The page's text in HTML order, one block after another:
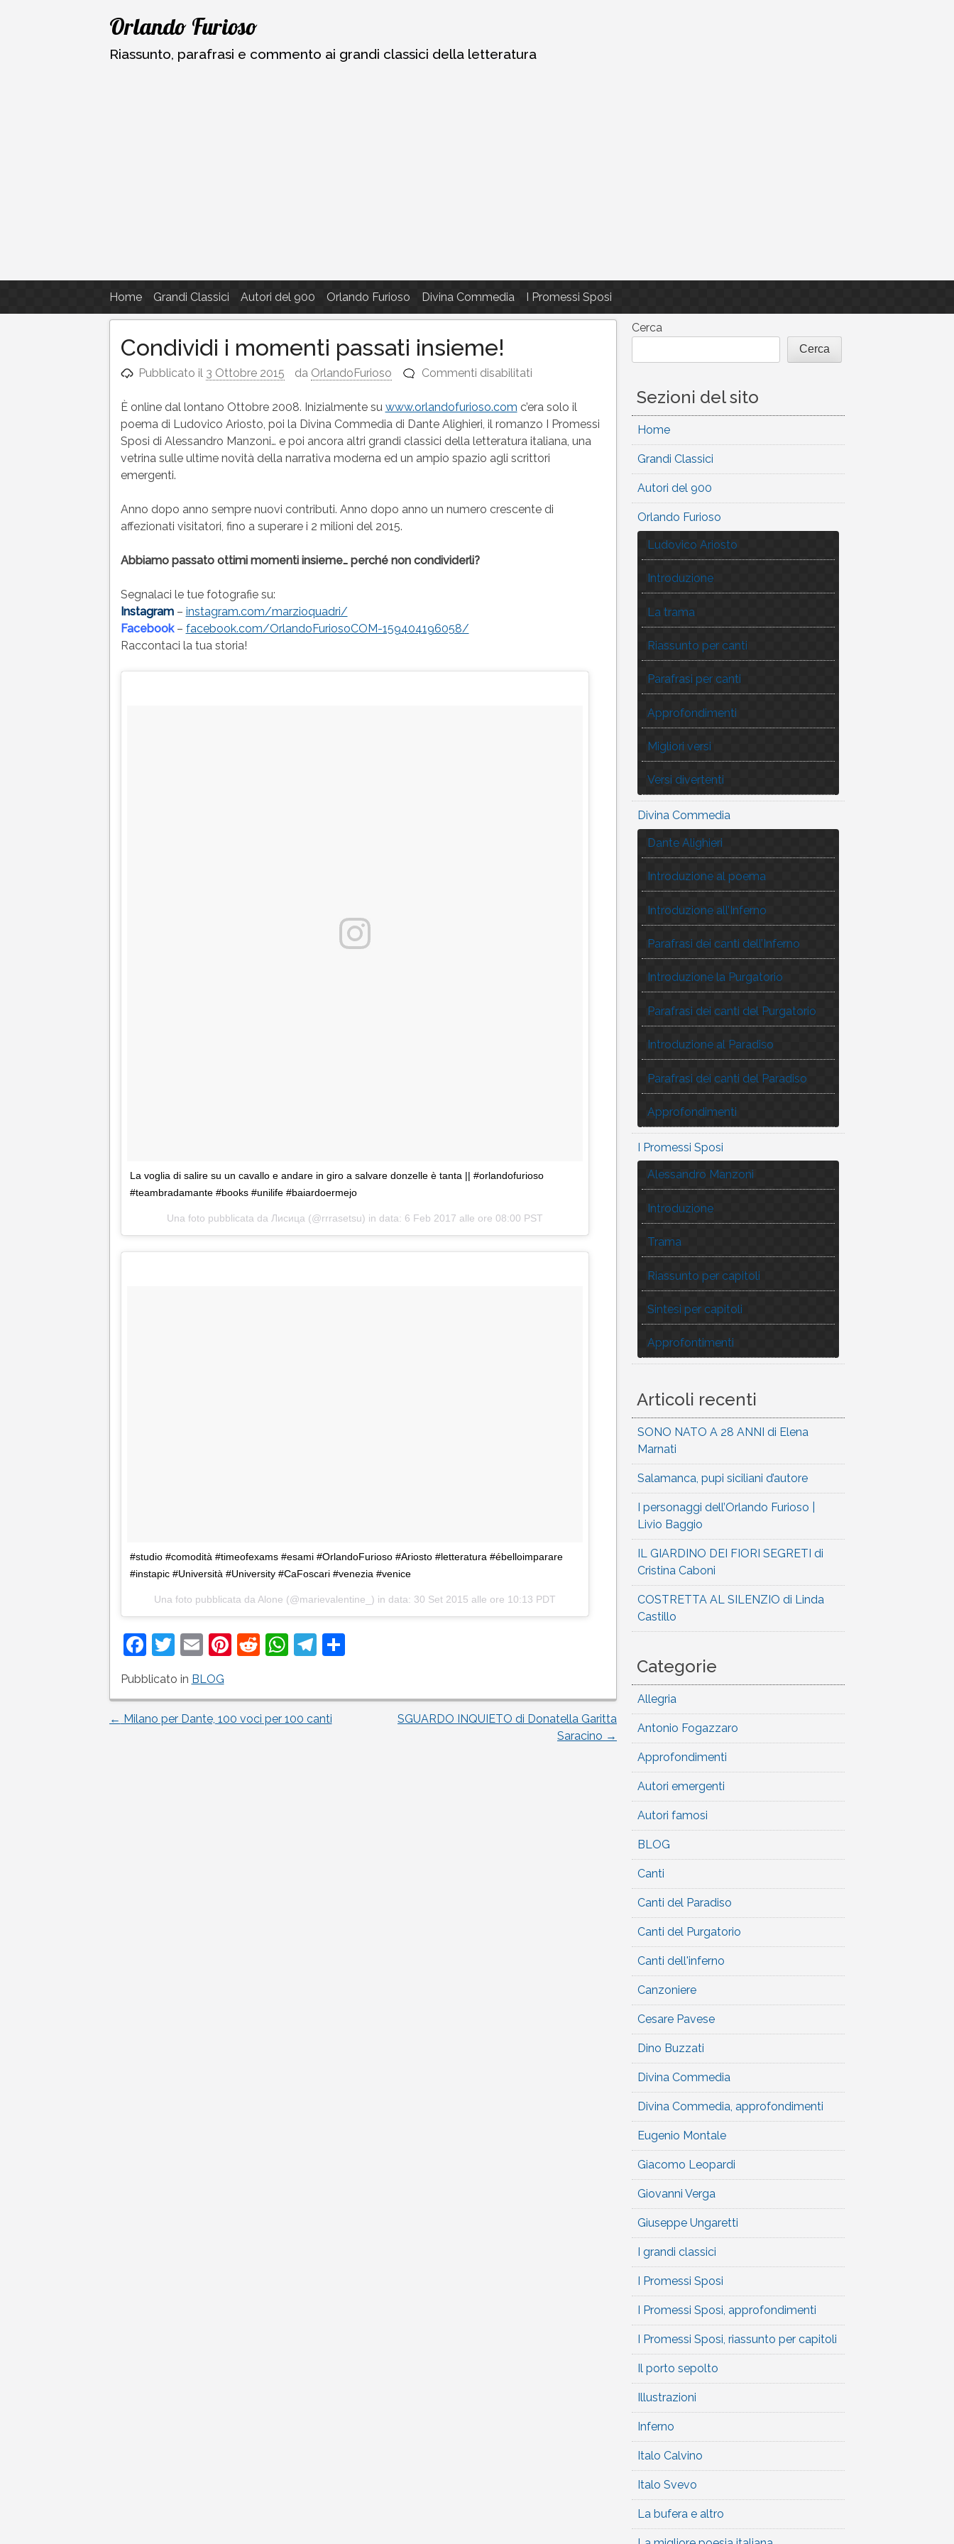
Vai
al
contenuto
Orlando Furioso
Riassunto, parafrasi e commento ai grandi classici della letteratura
Home Grandi Classici Autori del 900 Orlando Furioso Divina Commedia I Promessi Sposi
Condividi i momenti passati insieme!
Pubblicato il 3 Ottobre 2015 da OrlandoFurioso Commenti disabilitatisu
i
momenti
passati
insieme!
È online dal lontano Ottobre 2008. Inizialmente su www.orlandofurioso.com c’era solo il
poema di Ludovico Ariosto, poi la Divina Commedia di Dante Alighieri, il romanzo I Promessi
Sposi di Alessandro Manzoni… e poi ancora altri grandi classici della letteratura italiana, una
vetrina sulle ultime novità della narrativa moderna ed un ampio spazio agli scrittori
emergenti.
Anno dopo anno sempre nuovi contributi. Anno dopo anno un numero crescente di
affezionati visitatori, fino a superare i 2 milioni del 2015.
Abbiamo passato ottimi momenti insieme… perché non condividerli?
Segnalaci le tue fotografie su:
Instagram– instagram.com/marzioquadri/
Facebook– facebook.com/OrlandoFuriosoCOM-159404196058/
Raccontaci la tua storia!
La voglia di salire su un cavallo e andare in giro a salvare donzelle è tanta || #orlandofurioso
#teambradamante #books #unilife #baiardoermejo
Una foto pubblicata da Лисица (@rrrasetsu) in data: 6 Feb 2017 alle ore 08:00 PST
#studio #comodità #timeofexams #esami #OrlandoFurioso #Ariosto #letteratura #ébelloimparare
#instapic #Università #University #CaFoscari #venezia #venice
Una foto pubblicata da Alone (@marievalentine_) in data: 30 Set 2015 alle ore 10:13 PDT
Facebook
Twitter
EmailPinterest
Reddit
WhatsApp
Telegram
Condividi
Pubblicato in BLOG
Navigazione
← Milano per Dante, 100 voci per 100 canti
SGUARDO INQUIETO di Donatella Garitta
Saracino →
Cerca
Cerca
Sezioni del sito
Home
Grandi Classici
Autori del 900
Orlando Furioso
Ludovico Ariosto
Introduzione
La trama
Riassunto per canti
Parafrasi per canti
Approfondimenti
Migliori versi
Versi divertenti
Divina Commedia
Dante Alighieri
Introduzione al poema
Introduzione all’Inferno
Parafrasi dei canti dell’Inferno
Introduzione la Purgatorio
Parafrasi dei canti del Purgatorio
Introduzione al Paradiso
Parafrasi dei canti del Paradiso
Approfondimenti
I Promessi Sposi
Alessandro Manzoni
Introduzione
Trama
Riassunto per capitoli
Sintesi per capitoli
Approfontimenti
Articoli recenti
SONO NATO A 28 ANNI di Elena
Marnati
Salamanca, pupi siciliani d’autore
I personaggi dell’Orlando Furioso |
Livio Baggio
IL GIARDINO DEI FIORI SEGRETI di
Cristina Caboni
COSTRETTA AL SILENZIO di Linda
Castillo
Categorie
Allegria
Antonio Fogazzaro
Approfondimenti
Autori emergenti
Autori famosi
BLOG
Canti
Canti del Paradiso
Canti del Purgatorio
Canti dell'inferno
Canzoniere
Cesare Pavese
Dino Buzzati
Divina Commedia
Divina Commedia, approfondimenti
Eugenio Montale
Giacomo Leopardi
Giovanni Verga
Giuseppe Ungaretti
I grandi classici
I Promessi Sposi
I Promessi Sposi, approfondimenti
I Promessi Sposi, riassunto per capitoli
Il porto sepolto
Illustrazioni
Inferno
Italo Calvino
Italo Svevo
La bufera e altro